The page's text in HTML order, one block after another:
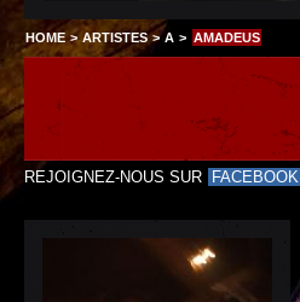
HOME >ARTISTES>A > AMADEUS
REJOIGNEZ-NOUS SUR FACEBOOK